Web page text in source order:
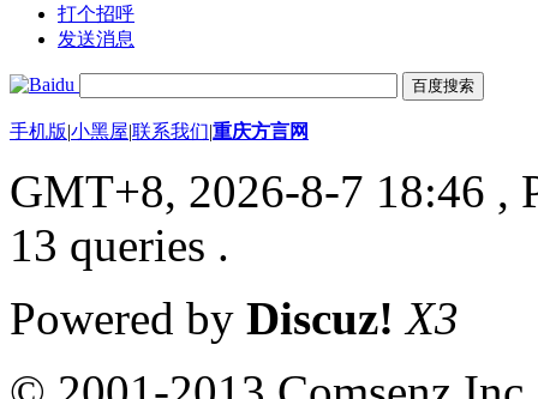
打个招呼
发送消息
手机版|小黑屋|联系我们|重庆方言网
GMT+8, 2026-8-7 18:46 ,
13 queries .
Powered by Discuz! X3